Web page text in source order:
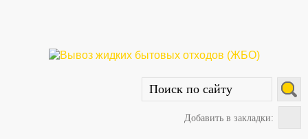
Добавить в закладки: